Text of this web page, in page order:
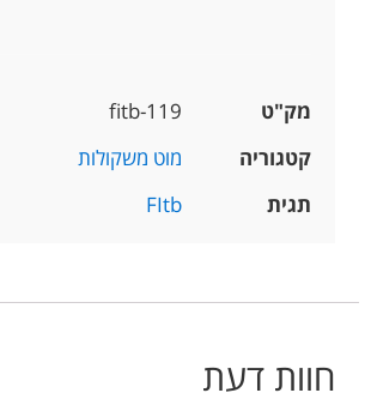
מק"ט
fitb-119
קטגוריה
מוט משקולות
תגית
FItb
חוות דעת